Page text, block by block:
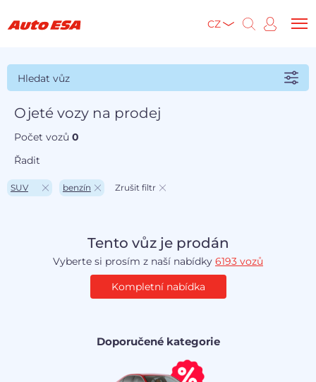
CZ
Hledat vůz
Ojeté vozy na prodej
Počet vozů0
Řadit
SUV benzín Zrušit filtr
Tento vůz je prodán
Vyberte si prosím z naší nabídky 6193 vozů
Kompletní nabídka
Doporučené kategorie